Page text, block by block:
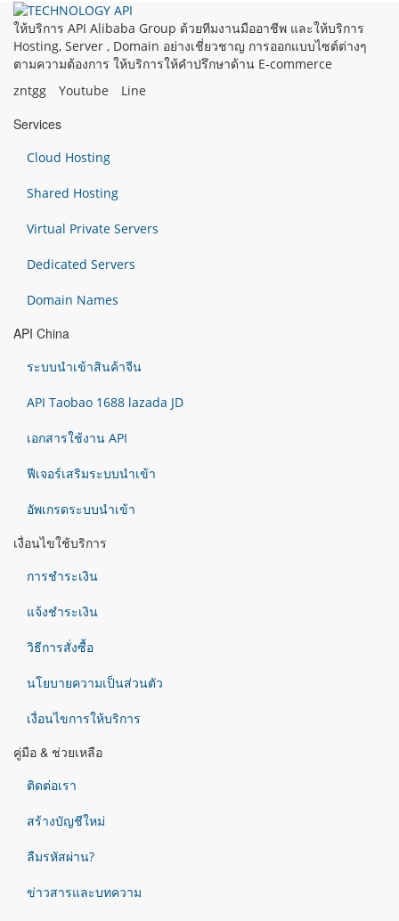
ให้บริการ API Alibaba Group ด้วยทีมงานมืออาชีพ และให้บริการ
Hosting, Server , Domain อย่างเชี่ยวชาญ การออกแบบไซต์ต่างๆ
ตามความต้องการ ให้บริการให้คำปรึกษาด้าน E-commerce
zntgg
Youtube Line
Services
Cloud Hosting
Shared Hosting
Virtual Private Servers
Dedicated Servers
Domain Names
API China
ระบบนำเข้าสินค้าจีน
API Taobao 1688 lazada JD
เอกสารใช้งาน API
ฟีเจอร์เสริมระบบนำเข้า
อัพเกรดระบบนำเข้า
เงื่อนไขใช้บริการ
การชำระเงิน
แจ้งชำระเงิน
วิธีการสั่งซื้อ
นโยบายความเป็นส่วนตัว
เงื่อนไขการให้บริการ
คู่มือ & ช่วยเหลือ
ติดต่อเรา
สร้างบัญชีใหม่
ลืมรหัสผ่าน?
ข่าวสารและบทความ